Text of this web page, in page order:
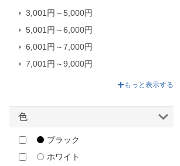
majestic BIZ mil
NANGA｜ナンガ
NIKE｜ナイキ
PENDLETON｜ペンドルトン
STREAMTRAIL
3,001円～5,000円
5,001円～6,000円
6,001円～7,000円
7,001円～9,000円
もっと表示する
色
ブラック
ホワイト